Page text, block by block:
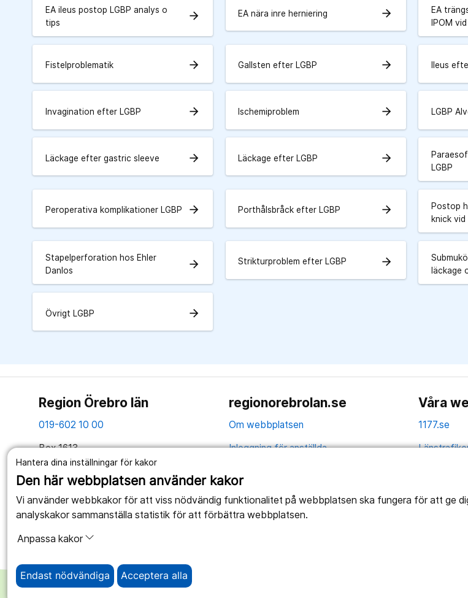
Hantera dina inställningar för kakor
Den här webbplatsen använder kakor
Vi använder webbkakor för att viss nödvändig funktionalitet på webbplatsen ska fungera för att ge
analyskakor sammanställa statistik för att förbättra webbplatsen.
Anpassa kakor
Endast nödvändiga Acceptera alla
EA ileus postop LGBP analys o
tips
arrow_forward EA nära inre herniering arrow_forward
EA
IPOM vid
Fistelproblematik arrow_forward Gallsten efter LGBP arrow_forward Ileus
Invagination efter LGBP arrow_forward Ischemiproblem arrow_forward LGBP
Läckage efter gastric sleeve arrow_forward Läckage efter LGBP arrow_forward
LGBP
Peroperativa komplikationer LGBP arrow_forward Porthålsbråck efter LGBP arrow_forward
Postop
knick vid
Stapelperforation hos Ehler
Danlos
arrow_forward Strikturproblem efter LGBP arrow_forward
läckage
Övrigt LGBP arrow_forward
Region Örebro län
019-602 10 00
Box 1613
701 16 Örebro
Tillsammans skapar vi ett bättre liv
regionorebrolan.se
Om webbplatsen
Inloggning för anställda
Webbplatsens tillgänglighet
Våra
1177.se